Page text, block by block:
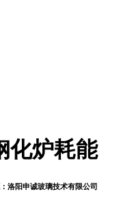
化炉耗能
洛阳申诚玻璃技术有限公司